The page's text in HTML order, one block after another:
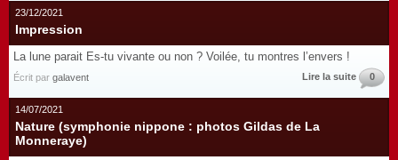
23/12/2021
Impression
La lune parait Es-tu vivante ou non ? Voilée, tu montres l’envers !
Écrit par galavent Lire la suite 0
14/07/2021
Nature (symphonie nippone : photos Gildas de La
Monneraye)